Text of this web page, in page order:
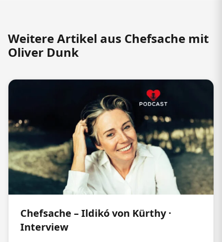
Weitere Artikel aus Chefsache mit
Oliver Dunk
Chefsache – Ildikó von Kürthy ·
Interview